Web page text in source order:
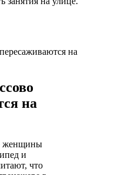
на
женщины
и
что